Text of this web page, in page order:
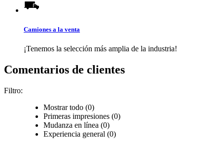
Camiones a la venta
¡Tenemos la selección más amplia de la industria!
Comentarios de clientes
Filtro:
Mostrar todo (0)
Primeras impresiones (0)
Mudanza en línea (0)
Experiencia general (0)